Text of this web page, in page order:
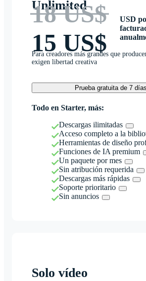
Unlimited
18 US$
15 US$
USD
Para creadores más grandes que
exigen libertad creativa
Prueba gratuita de 7 días
Todo en Starter, más:
Descargas ilimitadas
Acceso completo a la
Herramientas de diseño
Funciones de IA premium
Un paquete por mes
Sin atribución requerida
Descargas más rápidas
Soporte prioritario
Sin anuncios
Solo vídeo